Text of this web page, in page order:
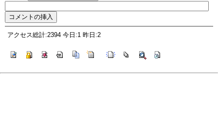
アクセス総計:2394 今日:1 昨日:2